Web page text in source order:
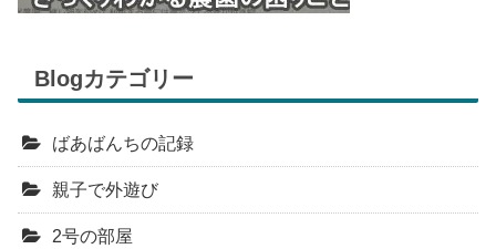
Blogカテゴリー
ばあばんちの記録
親子で外遊び
2号の部屋